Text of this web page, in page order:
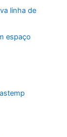
linha de
espaço